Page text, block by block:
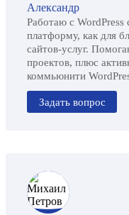
Александр
Работаю с
платформу, как для
сайтов-услуг.
проектов, плюс
коммьюнити
Задать вопрос